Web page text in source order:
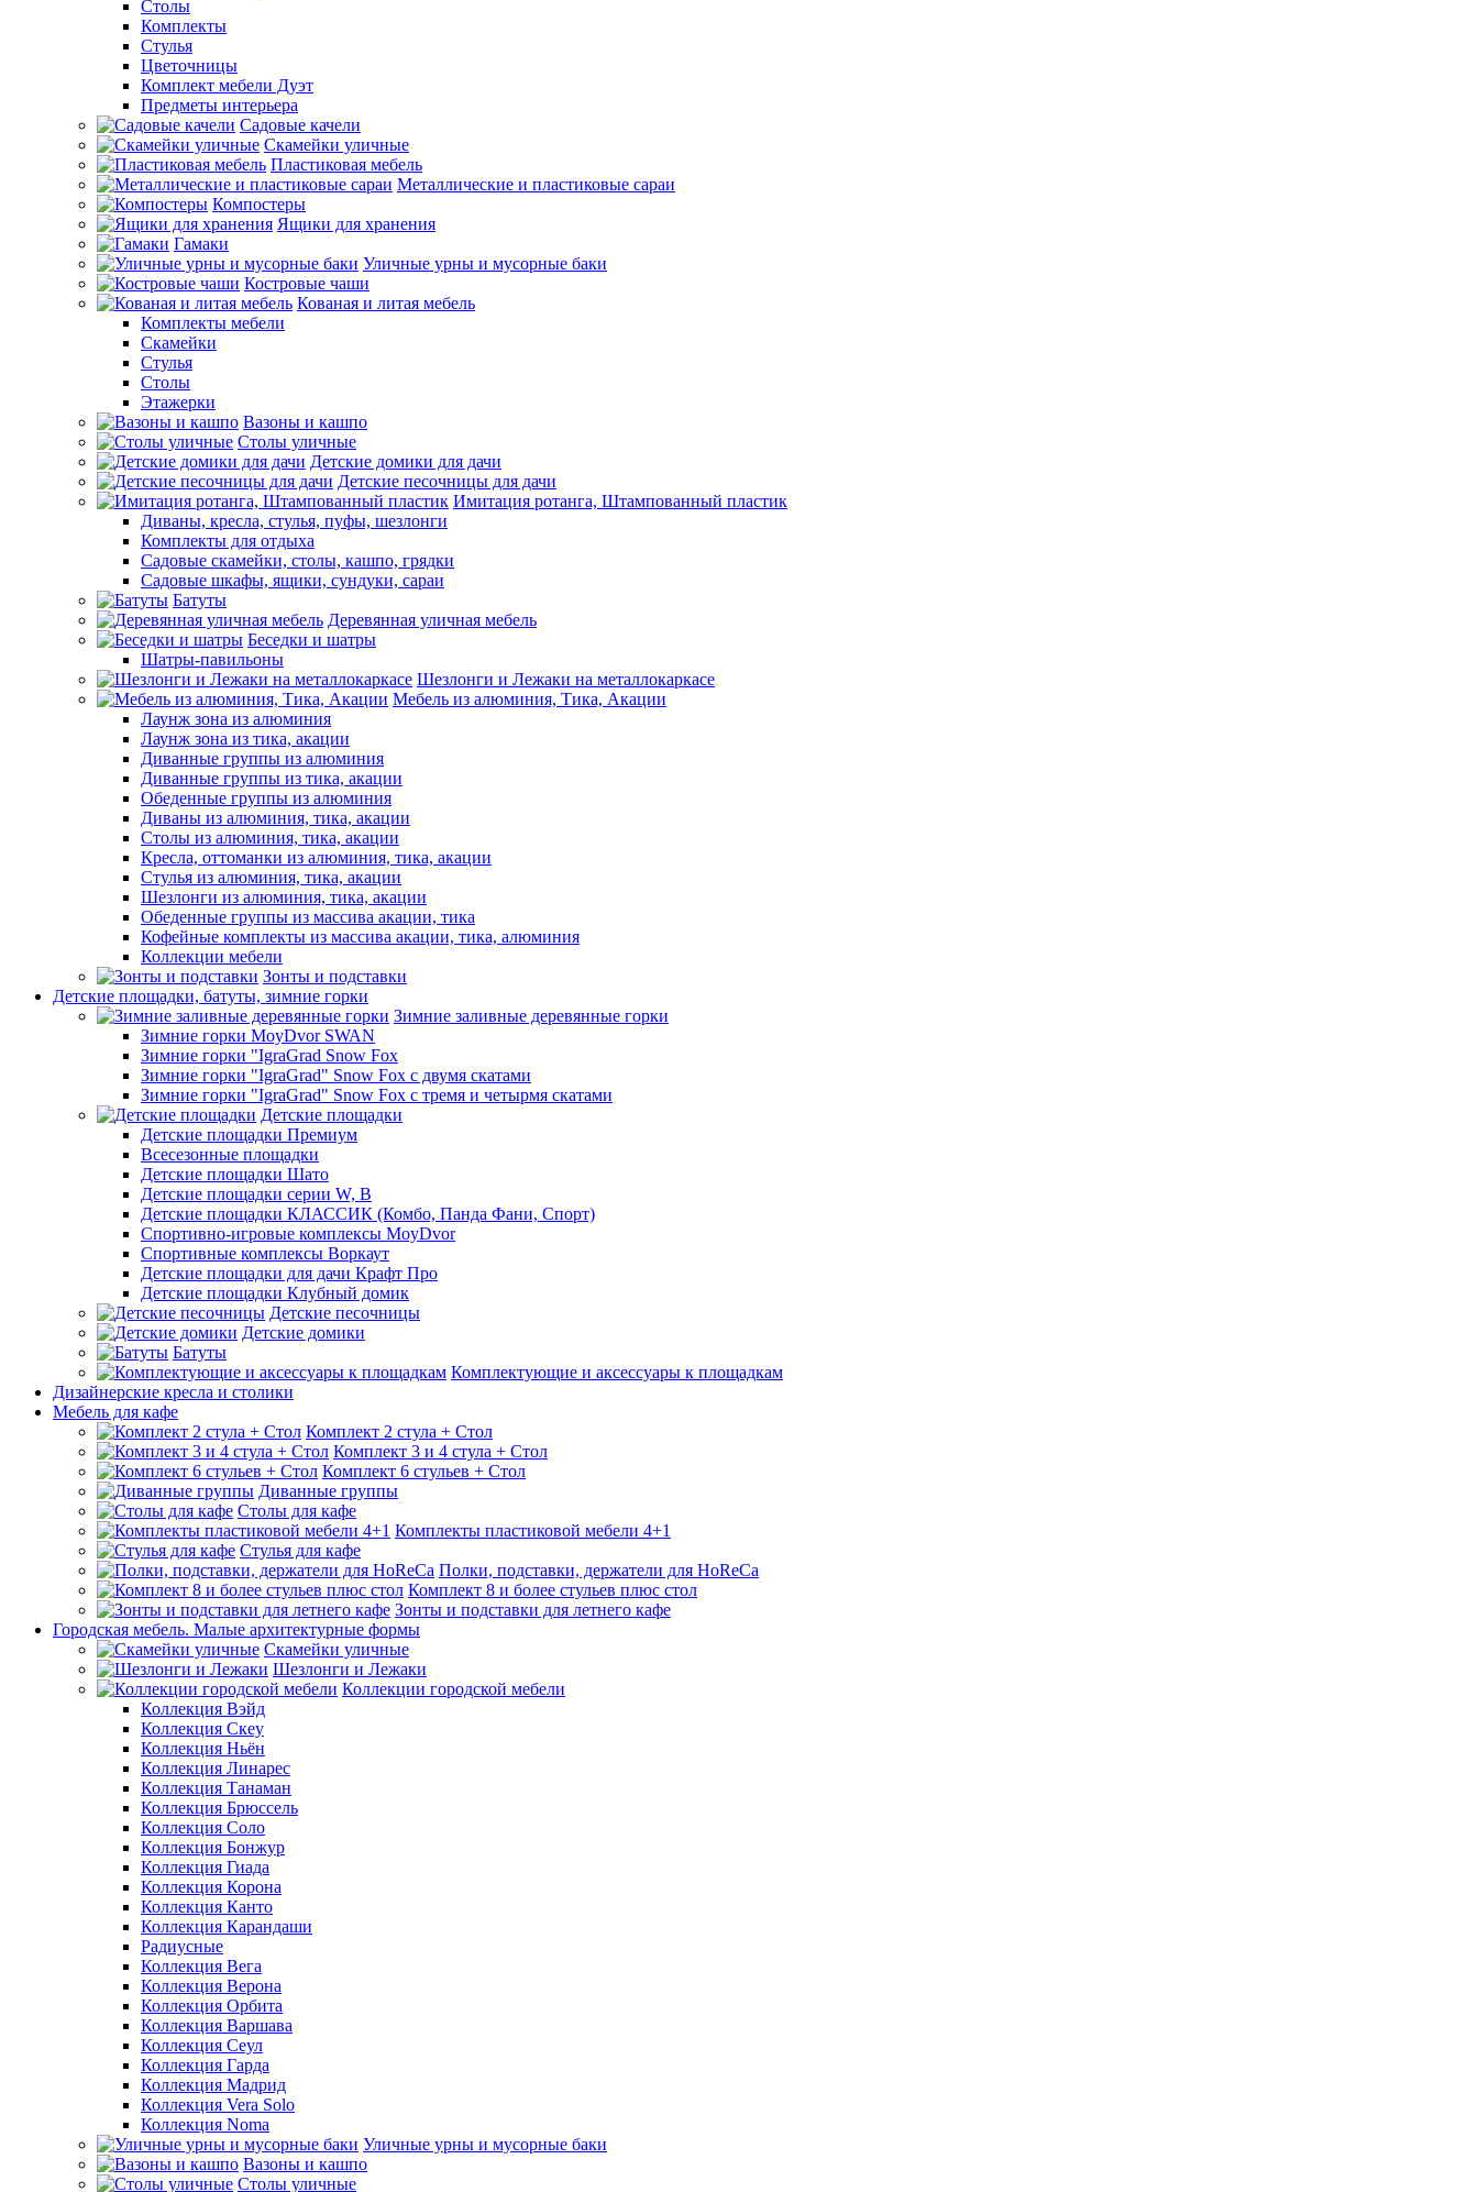
Столы
Комплекты
Стулья
Цветочницы
Комплект мебели Дуэт
Предметы интерьера
Садовые качели
Скамейки уличные
Пластиковая мебель
Металлические и пластиковые сараи
Компостеры
Ящики для хранения
Гамаки
Уличные урны и мусорные баки
Костровые чаши
Кованая и литая мебель
Комплекты мебели
Скамейки
Стулья
Столы
Этажерки
Вазоны и кашпо
Столы уличные
Детские домики для дачи
Детские песочницы для дачи
Имитация ротанга, Штампованный пластик
Диваны, кресла, стулья, пуфы, шезлонги
Комплекты для отдыха
Садовые скамейки, столы, кашпо, грядки
Садовые шкафы, ящики, сундуки, сараи
Батуты
Деревянная уличная мебель
Беседки и шатры
Шатры-павильоны
Шезлонги и Лежаки на металлокаркасе
Мебель из алюминия, Тика, Акации
Лаунж зона из алюминия
Лаунж зона из тика, акации
Диванные группы из алюминия
Диванные группы из тика, акации
Обеденные группы из алюминия
Диваны из алюминия, тика, акации
Столы из алюминия, тика, акации
Кресла, оттоманки из алюминия, тика, акации
Стулья из алюминия, тика, акации
Шезлонги из алюминия, тика, акации
Обеденные группы из массива акации, тика
Кофейные комплекты из массива акации, тика, алюминия
Коллекции мебели
Зонты и подставки
Детские площадки, батуты, зимние горки
Зимние заливные деревянные горки
Зимние горки MoyDvor SWAN
Зимние горки "IgraGrad Snow Fox
Зимние горки "IgraGrad" Snow Fox с двумя скатами
Зимние горки "IgraGrad" Snow Fox с тремя и четырмя скатами
Детские площадки
Детские площадки Премиум
Всесезонные площадки
Детские площадки Шато
Детские площадки серии W, В
Детские площадки КЛАССИК (Комбо, Панда Фани, Спорт)
Спортивно-игровые комплексы MoyDvor
Спортивные комплексы Воркаут
Детские площадки для дачи Крафт Про
Детские площадки Клубный домик
Детские песочницы
Детские домики
Батуты
Комплектующие и аксессуары к площадкам
Дизайнерские кресла и столики
Мебель для кафе
Комплект 2 стула + Стол
Комплект 3 и 4 стула + Стол
Комплект 6 стульев + Стол
Диванные группы
Столы для кафе
Комплекты пластиковой мебели 4+1
Стулья для кафе
Полки, подставки, держатели для HoReCa
Комплект 8 и более стульев плюс стол
Зонты и подставки для летнего кафе
Городская мебель. Малые архитектурные формы
Скамейки уличные
Шезлонги и Лежаки
Коллекции городской мебели
Коллекция Вэйд
Коллекция Скеу
Коллекция Ньён
Коллекция Линарес
Коллекция Танаман
Коллекция Брюссель
Коллекция Соло
Коллекция Бонжур
Коллекция Гиада
Коллекция Корона
Коллекция Канто
Коллекция Карандаши
Радиусные
Коллекция Вега
Коллекция Верона
Коллекция Орбита
Коллекция Варшава
Коллекция Сеул
Коллекция Гарда
Коллекция Мадрид
Коллекция Vera Solo
Коллекция Noma
Уличные урны и мусорные баки
Вазоны и кашпо
Столы уличные